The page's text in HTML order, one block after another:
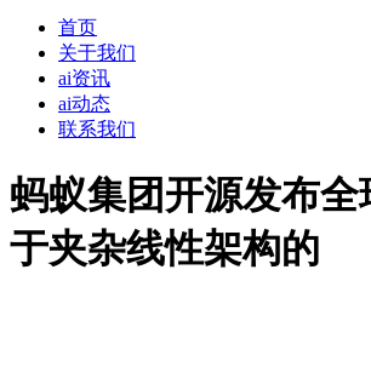
首页
关于我们
ai资讯
ai动态
联系我们
蚂蚁集团开源发布全
于夹杂线性架构的